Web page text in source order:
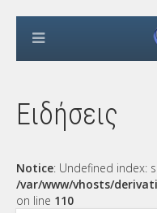
Ειδήσεις
Notice: Undefined index:
/var/www/vhosts/
on line 110